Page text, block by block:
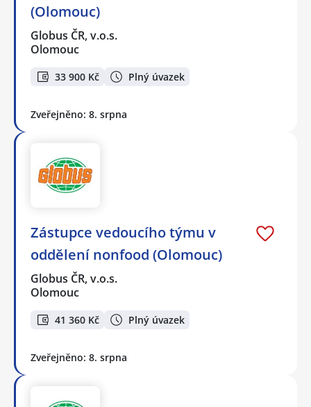
(Olomouc)
Globus ČR, v.o.s.
Olomouc
33 900 Kč Plný úvazek
Zveřejněno: 8. srpna
Zástupce vedoucího týmu v
oddělení nonfood (Olomouc)
Globus ČR, v.o.s.
Olomouc
41 360 Kč Plný úvazek
Zveřejněno: 8. srpna